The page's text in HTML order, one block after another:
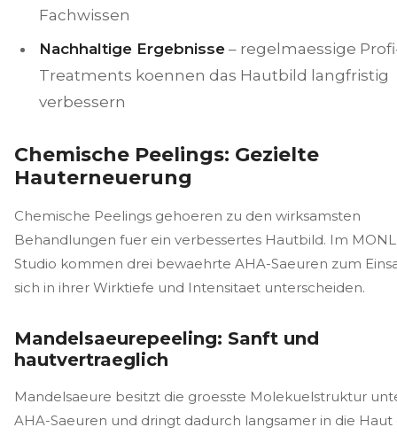
Fachwissen
Nachhaltige Ergebnisse – regelmaessige
Treatments koennen das Hautbild langfristig
verbessern
Chemische Peelings: Gezielte
Hauterneuerung
Chemische Peelings gehoeren zu den wirksamsten
Behandlungen fuer ein verbessertes Hautbild. Im
Studio kommen drei bewaehrte AHA-Saeuren zum
sich in ihrer Wirktiefe und Intensitaet unterscheiden.
Mandelsaeurepeeling: Sanft und
hautvertraeglich
Mandelsaeure besitzt die groesste Molekuelstruktur
AHA-Saeuren und dringt dadurch langsamer in die Haut